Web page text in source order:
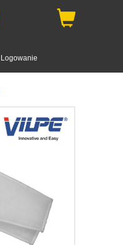
Logowanie